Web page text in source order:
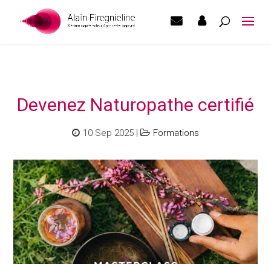
Devenez Naturopathe certifié
10 Sep 2025 | Formations